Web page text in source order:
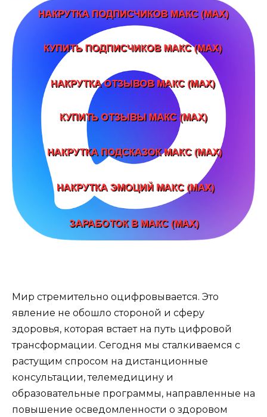
Мир стремительно оцифровывается. Это
явление не обошло стороной и сферу
здоровья, которая встает на путь цифровой
трансформации. Сегодня мы сталкиваемся с
растущим спросом на дистанционные
консультации, телемедицину и
образовательные программы, направленные на
повышение осведомленности о здоровом